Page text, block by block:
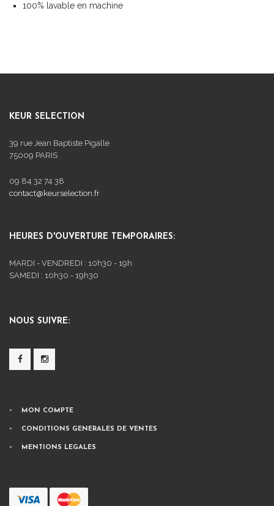
100% lavable en machine
KEUR SELECTION
39 rue Jean Baptiste Pigalle
75009 PARIS
09 84 32 74 38
contact@keurselection.fr
HEURES D'OUVERTURE TEMPORAIRES:
MARDI - VENDREDI : 10h30 - 19h
SAMEDI : 10h30 - 19h30
NOUS SUIVRE:
MON COMPTE
CONDITIONS GENERALES DE VENTES
MENTIONS LEGALES